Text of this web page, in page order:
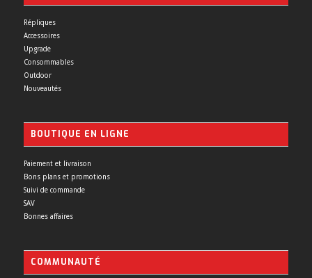
Répliques
Accessoires
Upgrade
Consommables
Outdoor
Nouveautés
BOUTIQUE EN LIGNE
Paiement et livraison
Bons plans et promotions
Suivi de commande
SAV
Bonnes affaires
COMMUNAUTÉ